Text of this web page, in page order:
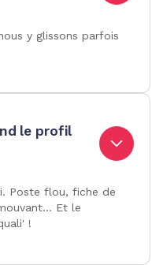
y glissons parfois
le profil
Poste flou, fiche de
Et le
!